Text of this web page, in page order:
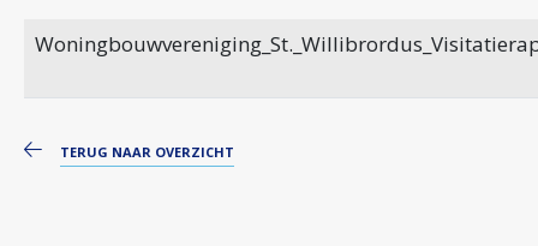
TERUG NAAR OVERZICHT